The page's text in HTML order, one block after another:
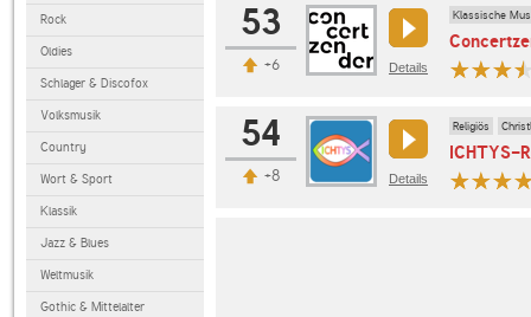
Rock
Oldies
Schlager & Discofox
Volksmusik
Country
Wort & Sport
Klassik
Jazz & Blues
Weltmusik
Gothic & Mittelalter
53
+6 Details
Klassische
54
+8 Details
Religiös
ICHTYS-